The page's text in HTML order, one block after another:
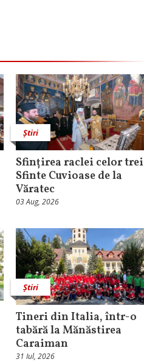
Știri
Sfințirea raclei celor trei
Sfinte Cuvioase de la
Văratec
03 Aug, 2026
Știri
Tineri din Italia, într-o
tabără la Mănăstirea
Caraiman
31 Iul, 2026